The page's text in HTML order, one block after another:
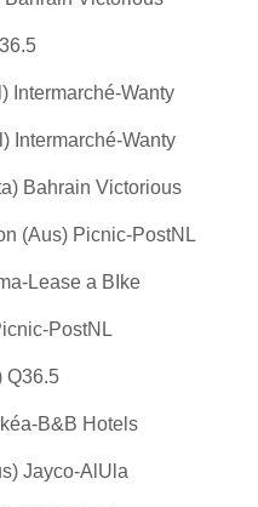
Intermarché-Wanty
Intermarché-Wanty
Bahrain Victorious
(Aus) Picnic-PostNL
Lease a BIke
PostNL
Q36.5
B&B Hotels
Jayco-AlUla